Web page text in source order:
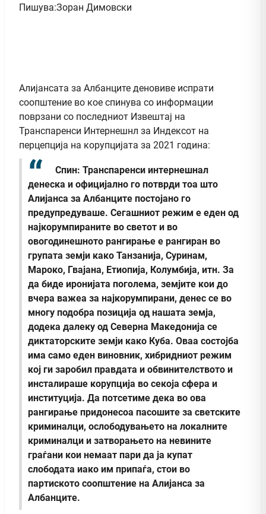
Пишува:Зоран Димовски
Алијансата за Албанците деновиве испрати
соопштение во кое спинува со информации
поврзани со последниот Извештај на
Транспаренси Интернешнл за Индексот на
перцепција на корупцијата за 2021 година:
Спин: Транспаренси интернешнал
денеска и официјално го потврди тоа што
Алијанса за Албанците постојано го
предупредуваше. Сегашниот режим е еден од
најкорумпираните во светот и во
овогодинешното рангирање е рангиран во
групата земји како Танзанија, Суринам,
Мароко, Гвајана, Етиопија, Колумбија, итн. За
да биде иронијата поголема, земјите кои до
вчера важеа за најкорумпирани, денес се во
многу подобра позиција од нашата земја,
додека далеку од Северна Македонија се
диктаторските земји како Куба. Оваа состојба
има само еден виновник, хибридниот режим
кој ги заробил правдата и обвинителството и
инсталираше корупција во секоја сфера и
институција. Да потсетиме дека во ова
рангирање придонесоа пасошите за светските
криминалци, ослободувањето на локалните
криминалци и затворањето на невините
граѓани кои немаат пари да ја купат
слободата иако им припаѓа, стои во
партиското соопштение на Алијанса за
Албанците.